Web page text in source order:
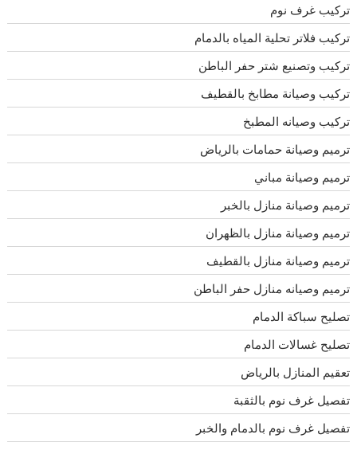
تركيب غرف نوم
تركيب فلاتر تحلية المياه بالدمام
تركيب وتصنيع شتر حفر الباطن
تركيب وصيانة مطابخ بالقطيف
تركيب وصيانه المطبخ
ترميم وصيانة حمامات بالرياض
ترميم وصيانة مباني
ترميم وصيانة منازل بالخبر
ترميم وصيانة منازل بالظهران
ترميم وصيانة منازل بالقطيف
ترميم وصيانه منازل حفر الباطن
تصليح سباكة الدمام
تصليح غسالات الدمام
تعقيم المنازل بالرياض
تفصيل غرف نوم بالثقبة
تفصيل غرف نوم بالدمام والخبر